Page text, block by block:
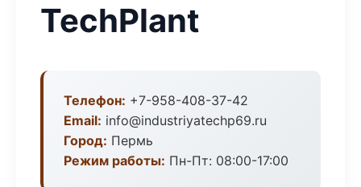
TechPlant
Телефон: +7-958-408-37-42
Email: info@industriyatechp69.ru
Город: Пермь
Режим работы: Пн-Пт: 08:00-17:00